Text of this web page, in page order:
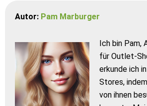
Autor: Pam Marburger
Ich bin Pam,
für Outlet-
erkunde ich
Stores,
von ihnen